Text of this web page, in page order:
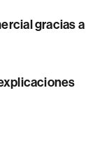
gracias a